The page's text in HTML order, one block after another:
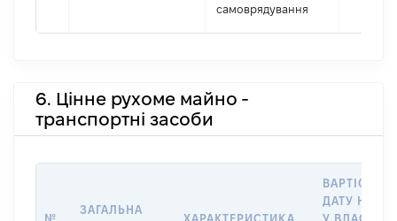
самоврядування
6. Цінне рухоме майно -
транспортні засоби
№
ЗАГАЛЬНА
ХАРАКТЕРИСТИКА
ВАРТІСТЬ
ДАТУ
У